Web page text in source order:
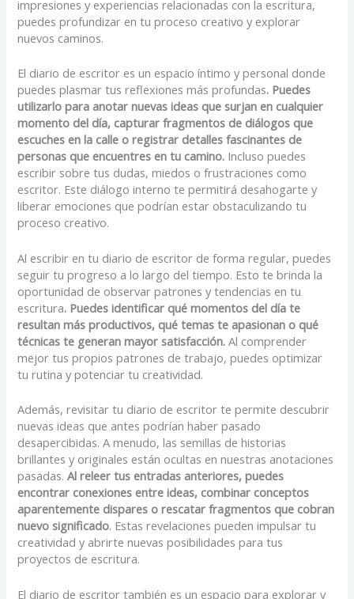
impresiones y experiencias relacionadas con la escritura,
puedes profundizar en tu proceso creativo y explorar
nuevos caminos.
El diario de escritor es un espacio íntimo y personal donde
puedes plasmar tus reflexiones más profundas. Puedes
utilizarlo para anotar nuevas ideas que surjan en cualquier
momento del día, capturar fragmentos de diálogos que
escuches en la calle o registrar detalles fascinantes de
personas que encuentres en tu camino. Incluso puedes
escribir sobre tus dudas, miedos o frustraciones como
escritor. Este diálogo interno te permitirá desahogarte y
liberar emociones que podrían estar obstaculizando tu
proceso creativo.
Al escribir en tu diario de escritor de forma regular, puedes
seguir tu progreso a lo largo del tiempo. Esto te brinda la
oportunidad de observar patrones y tendencias en tu
escritura. Puedes identificar qué momentos del día te
resultan más productivos, qué temas te apasionan o qué
técnicas te generan mayor satisfacción. Al comprender
mejor tus propios patrones de trabajo, puedes optimizar
tu rutina y potenciar tu creatividad.
Además, revisitar tu diario de escritor te permite descubrir
nuevas ideas que antes podrían haber pasado
desapercibidas. A menudo, las semillas de historias
brillantes y originales están ocultas en nuestras anotaciones
pasadas.Al releer tus entradas anteriores, puedes
encontrar conexiones entre ideas, combinar conceptos
aparentemente dispares o rescatar fragmentos que cobran
nuevo significado. Estas revelaciones pueden impulsar tu
creatividad y abrirte nuevas posibilidades para tus
proyectos de escritura.
El diario de escritor también es un espacio para explorar y